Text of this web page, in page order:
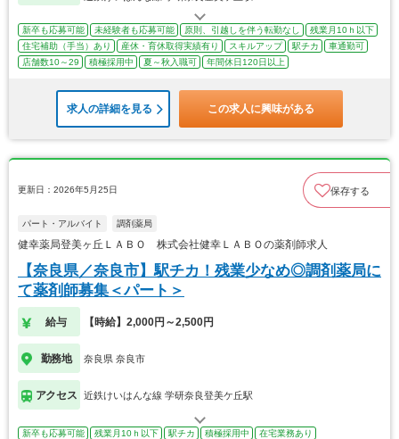
新卒も応募可能 未経験者も応募可能 原則、引越しを伴う転勤なし
残業月10ｈ以下
住宅補助（手当）あり
産休・育休取得実績有り スキルアップ 駅チカ
車通勤可
店舗数10～29
積極採用中 夏～秋入職可 年間休日120日以上
求人の詳細を見る この求人に興味がある
更新日：2026年5月25日 保存する
パート・アルバイト 調剤薬局
健幸薬局登美ヶ丘ＬＡＢＯ 株式会社健幸ＬＡＢＯの薬剤師求人
【奈良県／奈良市】駅チカ！残業少なめ◎調剤薬局に
て薬剤師募集＜パート＞
給与 【時給】2,000円～2,500円
勤務地 奈良県 奈良市
アクセス 近鉄けいはんな線 学研奈良登美ケ丘駅
新卒も応募可能 残業月10ｈ以下 駅チカ 積極採用中 在宅業務あり